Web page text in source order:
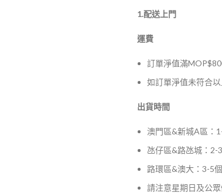
1.配送上門
運費
訂單淨值滿
如訂單淨值未符合
出貨時間
澳門區&新城A區：
氹仔區&路氹城：2-
路環區&澳大：3-5
請注意星期日及公